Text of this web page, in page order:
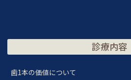
診療内容
歯1本の価値について